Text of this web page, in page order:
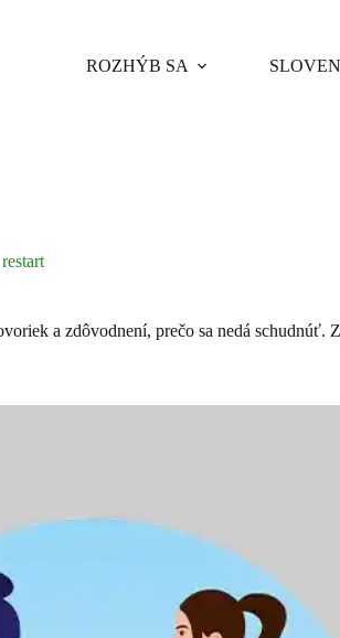
ROZHÝB SA
restart
a zdôvodnení, prečo sa nedá schudnúť.